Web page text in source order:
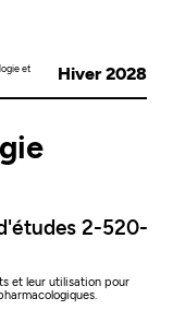
et
Hiver 2028
2-520-
et leur utilisation pour